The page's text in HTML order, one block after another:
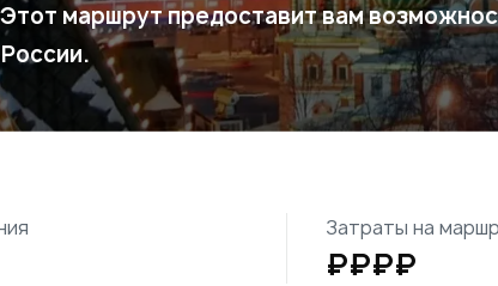
маршрут предоставит вам
Затраты на
₽₽₽₽